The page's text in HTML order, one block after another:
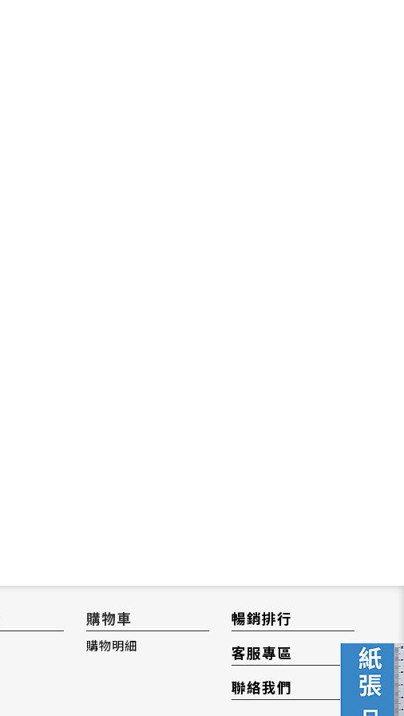
購物車
購物明細
暢銷排行
客服專區
聯絡我們